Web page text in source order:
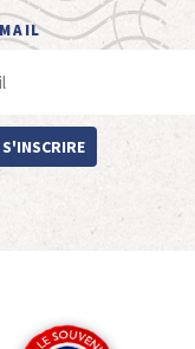
S'INSCRIRE